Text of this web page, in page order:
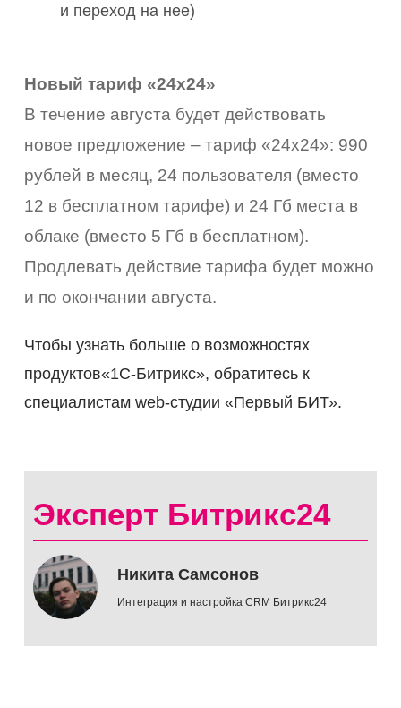
и переход на нее)
Новый тариф «24х24»
В течение августа будет действовать
новое предложение – тариф «24х24»: 990
рублей в месяц, 24 пользователя (вместо
12 в бесплатном тарифе) и 24 Гб места в
облаке (вместо 5 Гб в бесплатном).
Продлевать действие тарифа будет можно
и по окончании августа.
Чтобы узнать больше о возможностях
продуктов«1С-Битрикс», обратитесь к
специалистам web-студии «Первый БИТ».
Эксперт Битрикс24
Никита Самсонов
Интеграция и настройка CRM Битрикс24